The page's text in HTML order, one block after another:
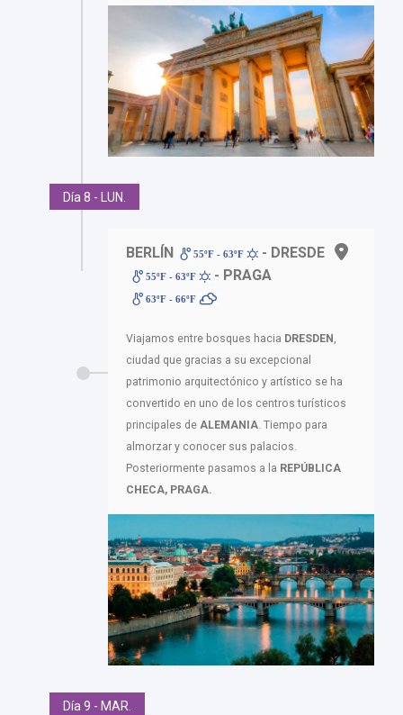
Día 8 - LUN.
BERLÍN 55ºF - 63ºF - DRESDE
55ºF - 63ºF - PRAGA
63ºF - 66ºF
Viajamos entre bosques hacia DRESDEN ,
ciudad que gracias a su excepcional
patrimonio arquitectónico y artístico se ha
convertido en uno de los centros turísticos
principales de ALEMANIA. Tiempo para
almorzar y conocer sus palacios.
Posteriormente pasamos a la REPÚBLICA
CHECA, PRAGA.
Día 9 - MAR.